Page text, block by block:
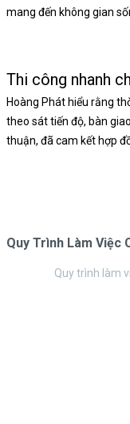
mang đến không gian
Thi công nhanh
Hoàng Phát hiểu rằng
theo sát tiến độ, bàn
thuận, đã cam kết hợp
Quy Trình Làm Việc
Quy trình làm